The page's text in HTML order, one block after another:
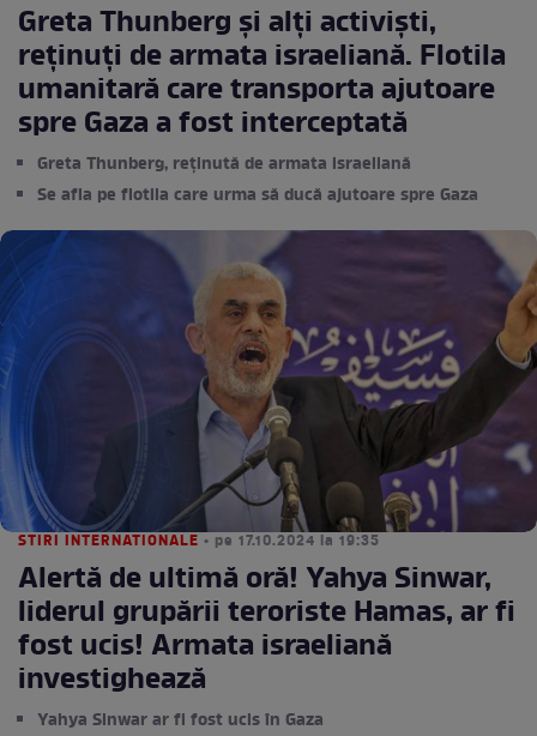
Greta Thunberg și alți activiști,
reținuți de armata israeliană. Flotila
umanitară care transporta ajutoare
spre Gaza a fost interceptată
Greta Thunberg, reținută de armata israeliană
Se afla pe flotila care urma să ducă ajutoare spre Gaza
STIRI INTERNATIONALE • pe 17.10.2024 la 19:35
Alertă de ultimă oră! Yahya Sinwar,
liderul grupării teroriste Hamas, ar fi
fost ucis! Armata israeliană
investighează
Yahya Sinwar ar fi fost ucis în Gaza